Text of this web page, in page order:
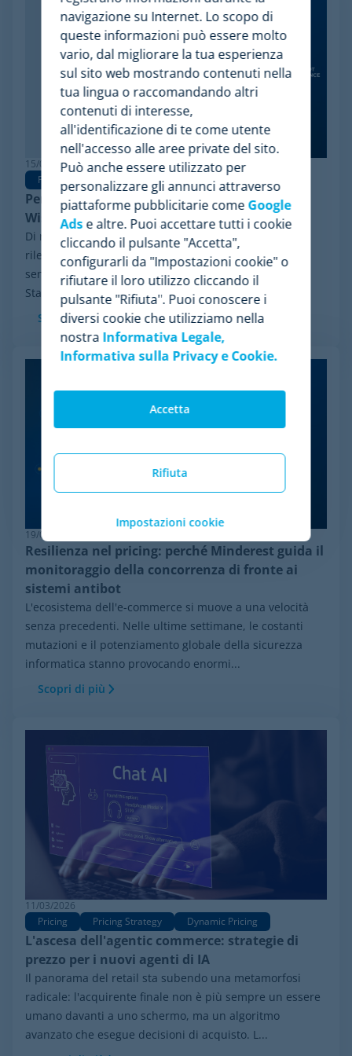
15/06/2026
Pricing Software
Perché Minderest è la migliore alternativa a
Wiser per la pricing intelligence
Di recente, ha fatto notizia nel settore un evento
rilevante: il processo di riorganizzazione finanziaria ai
sensi del Chapter 11 avviato da Wiser Solutions negli
Stati Uniti. Sebbene questa misura...
Scopri di più
19/06/2026
Resilienza nel pricing: perché Minderest guida il
monitoraggio della concorrenza di fronte ai
sistemi antibot
L'ecosistema dell'e-commerce si muove a una velocità
senza precedenti. Nelle ultime settimane, le costanti
mutazioni e il potenziamento globale della sicurezza
informatica stanno provocando enormi...
Scopri di più
11/03/2026
Pricing
Pricing Strategy Dynamic Pricing
L'ascesa dell'agentic commerce: strategie di
prezzo per i nuovi agenti di IA
Il panorama del retail sta subendo una metamorfosi
radicale: l'acquirente finale non è più sempre un essere
umano davanti a uno schermo, ma un algoritmo
avanzato che esegue decisioni di acquisto. L...
navigazione su Internet. Lo scopo di
queste informazioni può essere molto
vario, dal migliorare la tua esperienza
sul sito web mostrando contenuti nella
tua lingua o raccomandando altri
contenuti di interesse,
all'identificazione di te come utente
nell'accesso alle aree private del sito.
Può anche essere utilizzato per
personalizzare gli annunci attraverso
piattaforme pubblicitarie come Google
Adse altre. Puoi accettare tutti i cookie
cliccando il pulsante "Accetta",
configurarli da "Impostazioni cookie" o
rifiutare il loro utilizzo cliccando il
pulsante "Rifiuta". Puoi conoscere i
diversi cookie che utilizziamo nella
nostra Informativa Legale,
Informativa sulla Privacy e Cookie.
Rifiuta
Accetta
Impostazioni cookie